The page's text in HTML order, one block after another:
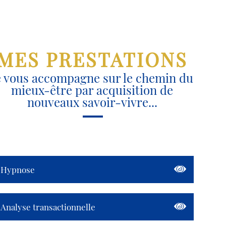
PRESTATIONS
vous accompagne sur le chemin du
mieux-être par acquisition de
nouveaux savoir-vivre...
Hypnose
Analyse transactionnelle